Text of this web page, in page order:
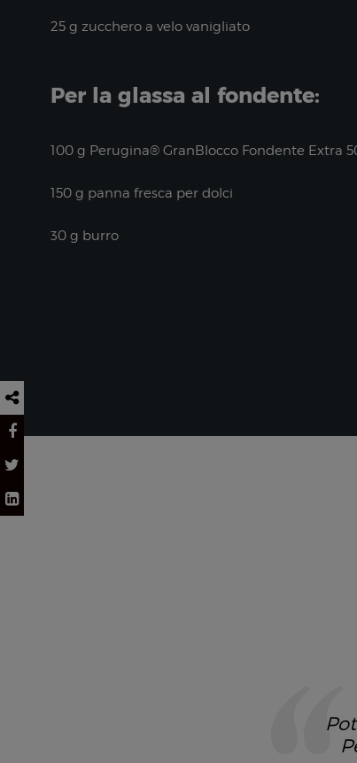
25 g zucchero a velo vanigliato
Per la glassa al fondente:
100 g Perugina® GranBlocco Fondente Extra
150 g panna fresca per dolci
30 g burro